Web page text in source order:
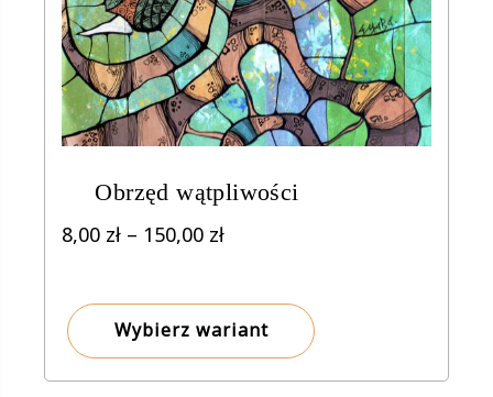
Obrzęd wątpliwości
8,00 zł – 150,00 złZakres
do
Wybierz wariant